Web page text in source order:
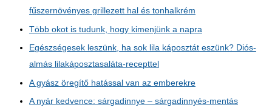
fűszernövényes grillezett hal és tonhalkrém
Több okot is tudunk, hogy kimenjünk a napra
Egészségesek leszünk, ha sok lila káposztát eszünk? Diós-
almás lilakáposztasaláta-recepttel
A gyász öregítő hatással van az emberekre
A nyár kedvence: sárgadinnye – sárgadinnyés-mentás